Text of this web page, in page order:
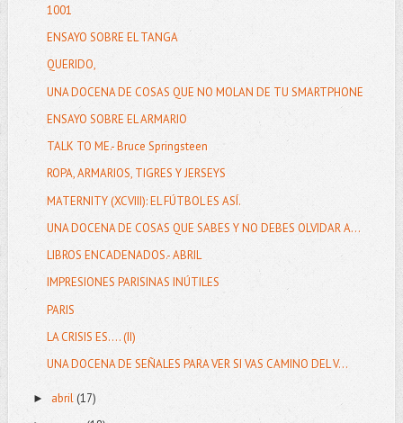
1001
ENSAYO SOBRE EL TANGA
QUERIDO,
UNA DOCENA DE COSAS QUE NO MOLAN DE TU SMARTPHONE
ENSAYO SOBRE EL ARMARIO
TALK TO ME.- Bruce Springsteen
ROPA, ARMARIOS, TIGRES Y JERSEYS
MATERNITY (XCVIII): EL FÚTBOL ES ASÍ.
UNA DOCENA DE COSAS QUE SABES Y NO DEBES OLVIDAR A...
LIBROS ENCADENADOS.- ABRIL
IMPRESIONES PARISINAS INÚTILES
PARIS
LA CRISIS ES.... (II)
UNA DOCENA DE SEÑALES PARA VER SI VAS CAMINO DEL V...
► abril (17)